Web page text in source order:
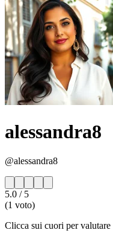
alessandra8
@alessandra8
5.0 / 5
(1 voto)
Clicca sui cuori per